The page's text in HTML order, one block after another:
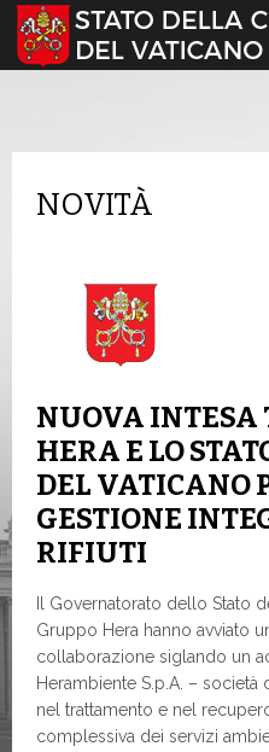
Seleziona la tua lingua
NOVITÀ
NUOVA INTESA
HERA E LO
DEL VATICANO
GESTIONE
RIFIUTI
Il Governatorato dello Stato
Gruppo Hera hanno avviato
collaborazione siglando un
Herambiente S.p.A. –
nel trattamento e nel
complessiva dei servizi